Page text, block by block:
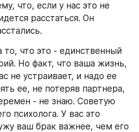
что, если у нас это не
расстаться. Он
что это - единственный
Но факт, что ваша жизнь,
не устраивает, и надо ее
ее, не потеряв партнера,
- не знаю. Советую
психолога. У вас это
ваш брак важнее, чем его